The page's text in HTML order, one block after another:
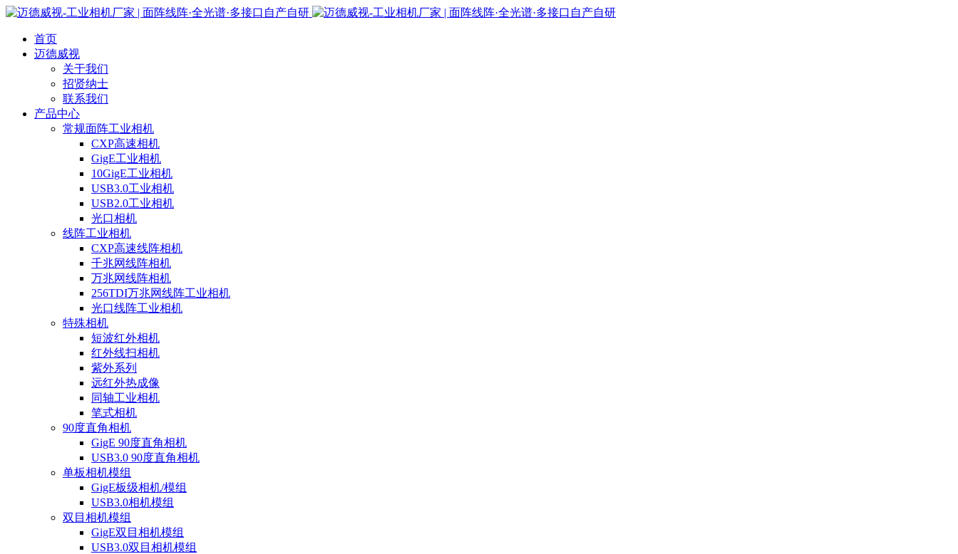
首页
迈德威视
关于我们
招贤纳士
联系我们
产品中心
常规面阵工业相机
CXP高速相机
GigE工业相机
10GigE工业相机
USB3.0工业相机
USB2.0工业相机
光口相机
线阵工业相机
CXP高速线阵相机
千兆网线阵相机
万兆网线阵相机
256TDI万兆网线阵工业相机
光口线阵工业相机
特殊相机
短波红外相机
红外线扫相机
紫外系列
远红外热成像
同轴工业相机
笔式相机
90度直角相机
GigE 90度直角相机
USB3.0 90度直角相机
单板相机模组
GigE板级相机/模组
USB3.0相机模组
双目相机模组
GigE双目相机模组
USB3.0双目相机模组